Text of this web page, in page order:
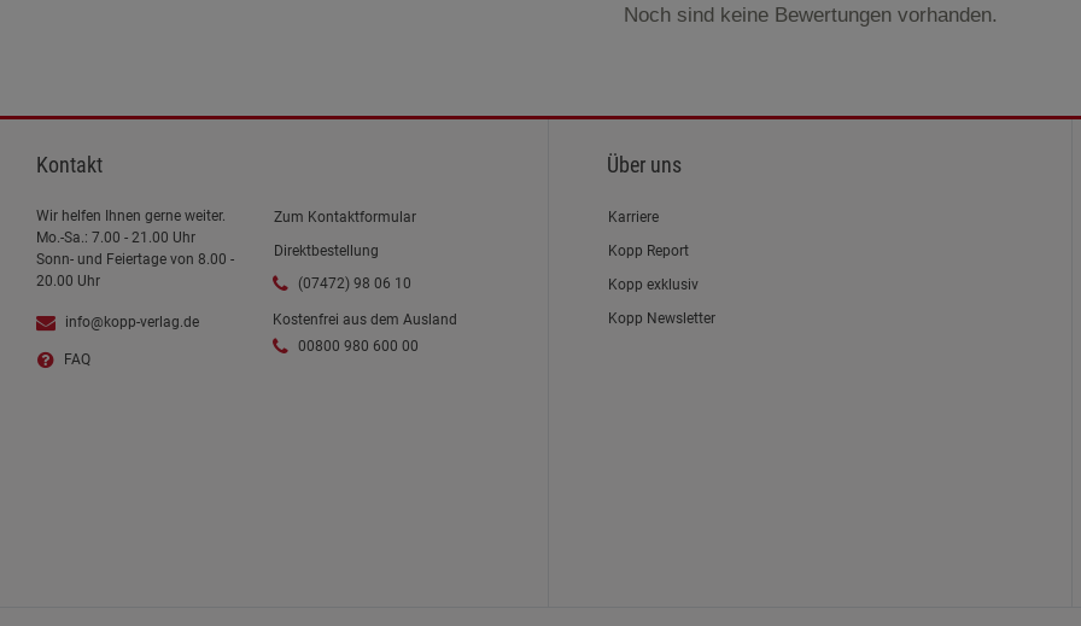
Noch sind keine Bewertungen vorhanden.
Kontakt
Wir helfen Ihnen gerne weiter.
Mo.-Sa.: 7.00 - 21.00 Uhr
Sonn- und Feiertage von 8.00 -
20.00 Uhr
info@kopp-verlag.de
FAQ
Zum Kontaktformular
Direktbestellung
(07472) 98 06 10
Kostenfrei aus dem Ausland
00800 980 600 00
Über uns
Karriere
Kopp Report
Kopp exklusiv
Kopp Newsletter